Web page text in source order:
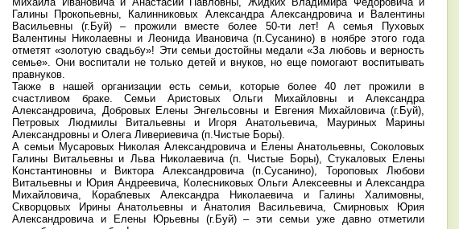
Галины Прокопьевны, Калинниковых Александра Александровича и Валентины
Васильевны (г.Буй) – прожили вместе более 50-ти лет! А семья Пуховых
Валентины Николаевны и Леонида Ивановича (п.Сусанино) в ноябре этого года
отметят «золотую свадьбу»! Эти семьи достойны медали «За любовь и верность
семье». Они воспитали не только детей и внуков, но еще помогают воспитывать
правнуков.
Также в нашей организации есть семьи, которые более 40 лет прожили в
счастливом браке. Семьи Аристовых Ольги Михайловны и Александра
Александровича, Добровых Елены Энгельсовны и Евгения Михайловича (г.Буй),
Петровых Людмилы Витальевны и Игоря Анатольевича, Мауриных Марины
Александровны и Олега Ливериевича (п.Чистые Боры).
А семьи Мусаровых Николая Александровича и Елены Анатольевны, Соколовых
Галины Витальевны и Льва Николаевича (п. Чистые Боры), Стукаловых Елены
Константиновны и Виктора Александровича (п.Сусанино), Тороповых Любови
Витальевны и Юрия Андреевича, Колесниковых Ольги Алексеевны и Александра
Михайловича, Кораблевых Александра Николаевича и Галины Халимовны,
Скворцовых Ирины Анатольевны и Анатолия Васильевича, Смирновых Юрия
Александровича и Елены Юрьевны (г.Буй) – эти семьи уже давно отметили